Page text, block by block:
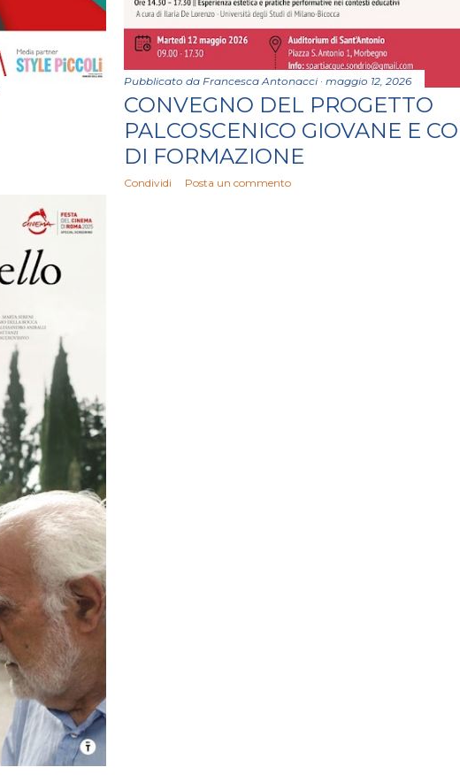
Pubblicato da Francesca Antonacci maggio 12, 2026
CONVEGNO DEL PROGETTO
PALCOSCENICO GIOVANE E
DI FORMAZIONE
Condividi Posta un commento